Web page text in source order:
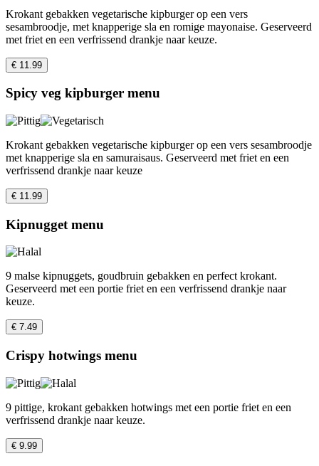
Krokant gebakken vegetarische kipburger op een vers
sesambroodje, met knapperige sla en romige mayonaise. Geserveerd
met friet en een verfrissend drankje naar keuze.
€ 11.99
Spicy veg kipburger menu
Krokant gebakken vegetarische kipburger op een vers sesambroodje
met knapperige sla en samuraisaus. Geserveerd met friet en een
verfrissend drankje naar keuze
€ 11.99
Kipnugget menu
9 malse kipnuggets, goudbruin gebakken en perfect krokant.
Geserveerd met een portie friet en een verfrissend drankje naar
keuze.
€ 7.49
Crispy hotwings menu
9 pittige, krokant gebakken hotwings met een portie friet en een
verfrissend drankje naar keuze.
€ 9.99